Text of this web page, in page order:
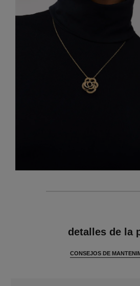
detalles de la
CONSEJOS DE